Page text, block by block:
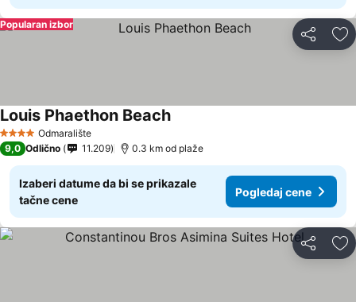
Deli
Popularan izbor
4 ZvezdiceOdmaralište
Louis Phaethon Beach
9,0 Odlično 11.209 0.3 km od plaže
Izaberi datume da bi se prikazale
tačne cene
Pogledaj cene
Deli